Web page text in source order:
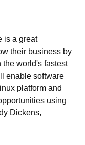
is a great
their business by
world's fastest
enable software
platform and
using
Dickens,